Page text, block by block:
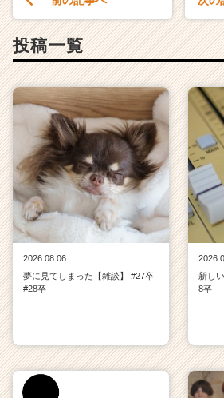
投稿一覧
2026.08.06
夢に見てしまった【雑談】 #27卒
#28卒
新し
8卒